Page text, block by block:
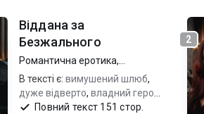
Віддана за
Безжального
Романтична еротика,
Короткий любовний роман
В тексті є: вимушений шлюб,
дуже відверто, владний герой
та незаймана героїняПовний текст 151 стор.
2